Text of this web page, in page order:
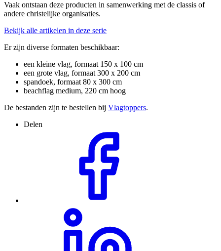
Vaak ontstaan deze producten in samenwerking met de classis of
andere christelijke organisaties.
Bekijk alle artikelen in deze serie
Er zijn diverse formaten beschikbaar:
een kleine vlag, formaat 150 x 100 cm
een grote vlag, formaat 300 x 200 cm
spandoek, formaat 80 x 300 cm
beachflag medium, 220 cm hoog
De bestanden zijn te bestellen bij Vlagtoppers.
Delen